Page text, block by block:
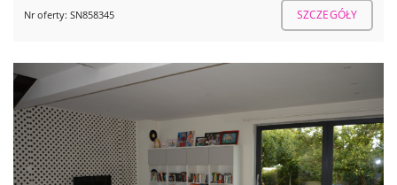
Nr oferty: SN858345 SZCZEGÓŁY